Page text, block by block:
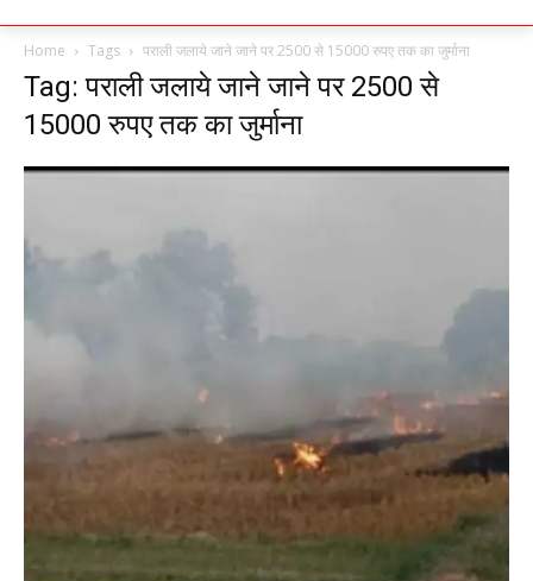
Home Tags पराली जलाये जाने जाने पर 2500 से 15000 रुपए तक का जुर्माना
Tag: पराली जलाये जाने जाने पर 2500 से
15000 रुपए तक का जुर्माना